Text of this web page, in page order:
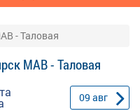
- Таловая
МАВ - Таловая
09 авг